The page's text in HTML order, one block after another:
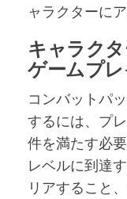
ャラクターに
キャラク
ゲームプ
コンバットパ
するには、プ
件を満たす必
レベルに到達
リアすること